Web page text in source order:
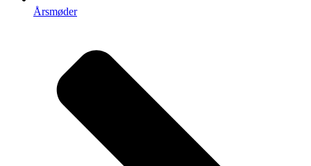
Årsmøder